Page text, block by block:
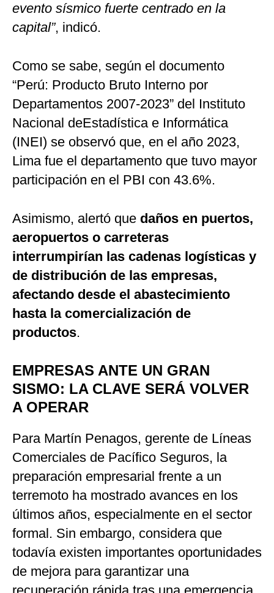
evento sísmico fuerte centrado en la
capital”, indicó.
Como se sabe, según el documento
“Perú: Producto Bruto Interno por
Departamentos 2007-2023” del Instituto
Nacional deEstadística e Informática
(INEI) se observó que, en el año 2023,
Lima fue el departamento que tuvo mayor
participación en el PBI con 43.6%.
Asimismo, alertó que daños en puertos,
aeropuertos o carreteras
interrumpirían las cadenas logísticas y
de distribución de las empresas,
afectando desde el abastecimiento
hasta la comercialización de
productos.
EMPRESAS ANTE UN GRAN
SISMO: LA CLAVE SERÁ VOLVER
A OPERAR
Para Martín Penagos, gerente de Líneas
Comerciales de Pacífico Seguros, la
preparación empresarial frente a un
terremoto ha mostrado avances en los
últimos años, especialmente en el sector
formal. Sin embargo, considera que
todavía existen importantes oportunidades
de mejora para garantizar una